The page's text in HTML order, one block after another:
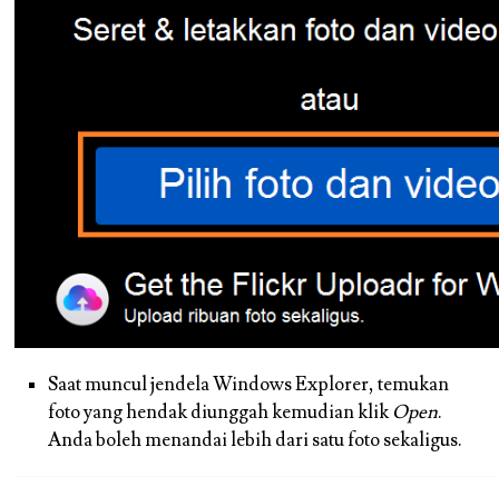
Saat muncul jendela Windows Explorer, temukan
foto yang hendak diunggah kemudian klikOpen.
Anda boleh menandai lebih dari satu foto sekaligus.